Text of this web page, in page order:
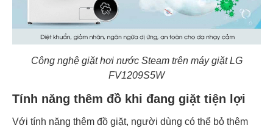
Công nghệ giặt hơi nước Steam trên máy giặt LG
FV1209S5W
Tính năng thêm đồ khi đang giặt tiện lợi
Với tính năng thêm đồ giặt, người dùng có thể bỏ thêm